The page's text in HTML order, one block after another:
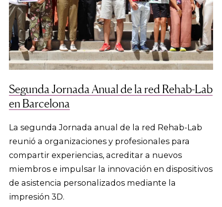
Segunda Jornada Anual de la red Rehab-Lab
en Barcelona
La segunda Jornada anual de la red Rehab-Lab
reunió a organizaciones y profesionales para
compartir experiencias, acreditar a nuevos
miembros e impulsar la innovación en dispositivos
de asistencia personalizados mediante la
impresión 3D.